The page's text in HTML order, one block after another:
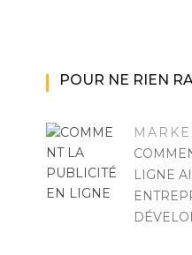
POUR NE RIEN
LIGNE